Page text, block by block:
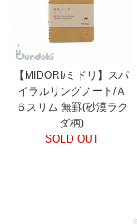
【MIDORI/ミドリ】スパ
イラルリングノート/Ａ
６スリム 無罫(砂漠ラク
ダ柄)
SOLD OUT